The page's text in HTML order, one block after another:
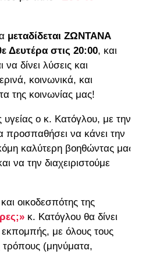
μεταδίδεται ΖΩΝΤΑΝΑ
Δευτέρα στις 20:00, και
να δίνει λύσεις και
κοινωνικά, και
της κοινωνίας μας!
υγείας ο κ. Κατόγλου, με την
προσπαθήσει να κάνει την
καλύτερη βοηθώντας μας
να την διαχειριστούμε
οικοδεσπότης της
κ. Κατόγλου θα δίνει
με όλους τους
τρόπους (μηνύματα,